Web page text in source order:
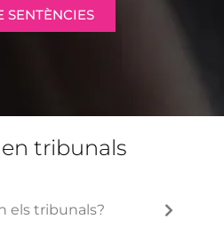
SENTÈNCIES
en tribunals
els tribunals?